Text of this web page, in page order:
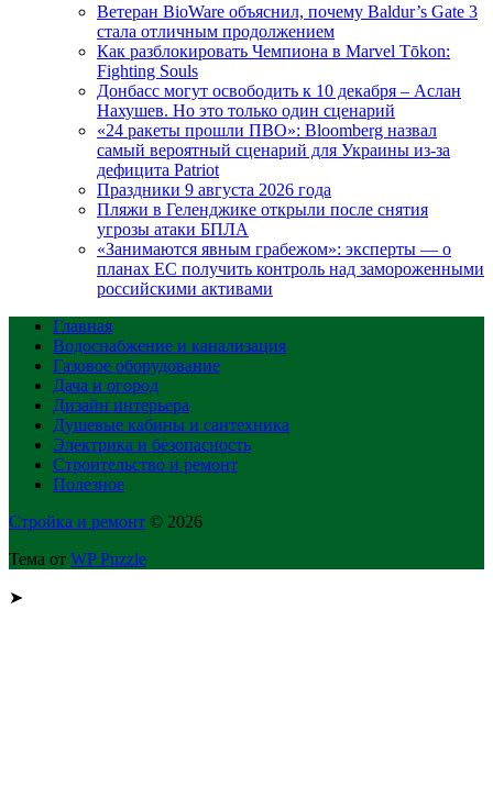
Ветеран BioWare объяснил, почему Baldur’s Gate 3
стала отличным продолжением
Как разблокировать Чемпиона в Marvel Tōkon:
Fighting Souls
Донбасс могут освободить к 10 декабря – Аслан
Нахушев. Но это только один сценарий
«24 ракеты прошли ПВО»: Bloomberg назвал
самый вероятный сценарий для Украины из-за
дефицита Patriot
Праздники 9 августа 2026 года
Пляжи в Геленджике открыли после снятия
угрозы атаки БПЛА
«Занимаются явным грабежом»: эксперты — о
планах ЕС получить контроль над замороженными
российскими активами
Главная
Водоснабжение и канализация
Газовое оборудование
Дача и огород
Дизайн интерьера
Душевые кабины и сантехника
Электрика и безопасность
Строительство и ремонт
Полезное
Стройка и ремонт © 2026
Тема от WP Puzzle
➤